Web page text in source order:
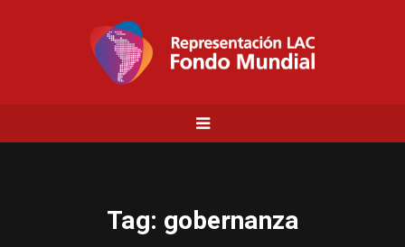
Tag: gobernanza